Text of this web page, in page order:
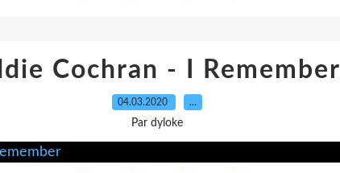
Cochran - I Remember
04.03.2020 …
Par dyloke